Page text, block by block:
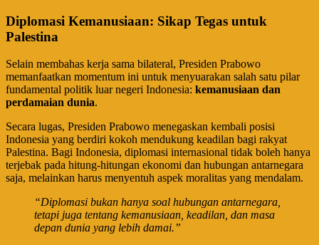
Diplomasi Kemanusiaan: Sikap Tegas untuk
Palestina
​Selain membahas kerja sama bilateral, Presiden Prabowo
memanfaatkan momentum ini untuk menyuarakan salah satu pilar
fundamental politik luar negeri Indonesia: kemanusiaan dan
perdamaian dunia.
​Secara lugas, Presiden Prabowo menegaskan kembali posisi
Indonesia yang berdiri kokoh mendukung keadilan bagi rakyat
Palestina. Bagi Indonesia, diplomasi internasional tidak boleh hanya
terjebak pada hitung-hitungan ekonomi dan hubungan antarnegara
saja, melainkan harus menyentuh aspek moralitas yang mendalam.
“Diplomasi bukan hanya soal hubungan antarnegara,
tetapi juga tentang kemanusiaan, keadilan, dan masa
depan dunia yang lebih damai.”